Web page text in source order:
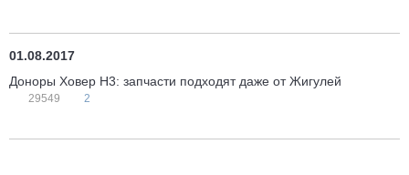
01.08.2017
Доноры Ховер H3: запчасти подходят даже от Жигулей
29549 2